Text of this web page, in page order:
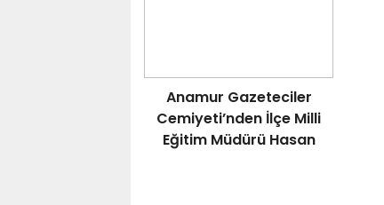
Anamur Gazeteciler
Cemiyeti’nden İlçe Milli
Eğitim Müdürü Hasan